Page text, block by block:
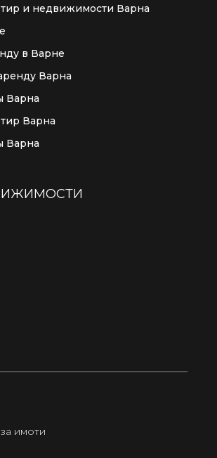
и недвижимости Варна
в Варне
Варна
Варна
Варна
Варна
имоти